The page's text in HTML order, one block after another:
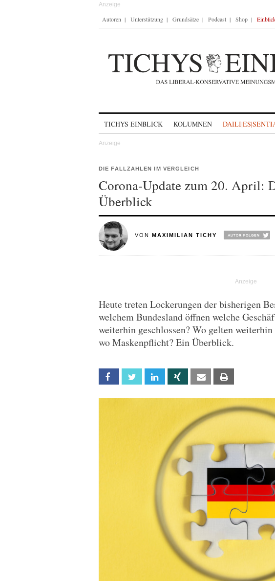
Autoren Unterstützung Grundsätze Podcast Shop
TICHYS EINBLICK KOLUMNEN
DIE FALLZAHLEN IM VERGLEICH
Corona-Update zum 20. April:
Überblick
VON MAXIMILIAN TICHY
Heute treten Lockerungen der bisherigen
welchem Bundesland öffnen welche
weiterhin geschlossen? Wo gelten weiterhin
wo Maskenpflicht? Ein Überblick.
Facebook Twitter Linkedin Xing Email